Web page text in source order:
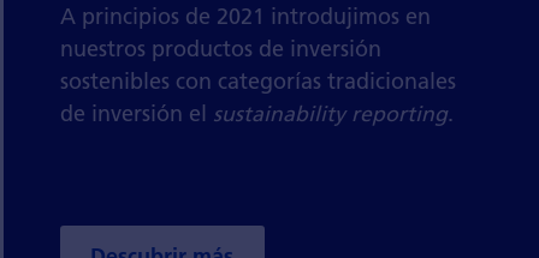
A principios de 2021 introdujimos en
nuestros productos de inversión
sostenibles con categorías tradicionales
de inversión el sustainability reporting.